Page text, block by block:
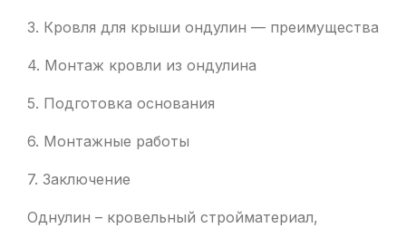
3. Кровля для крыши ондулин — преимущества
4. Монтаж кровли из ондулина
5. Подготовка основания
6. Монтажные работы
7. Заключение
Однулин – кровельный стройматериал,